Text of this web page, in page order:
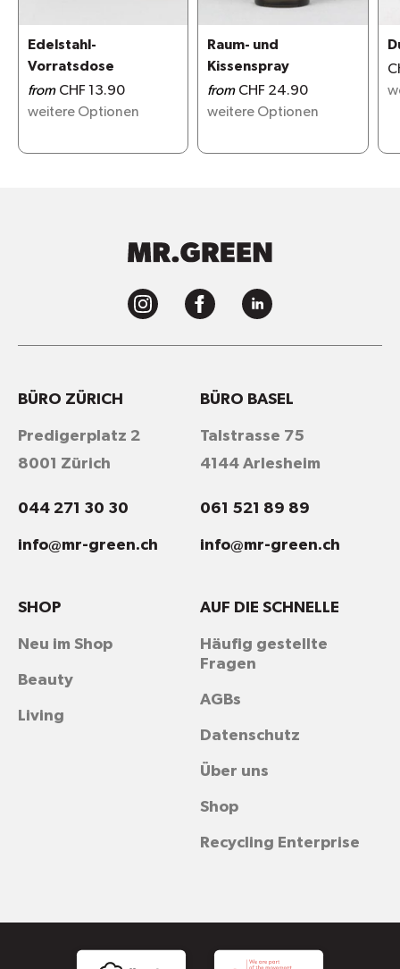
Edelstahl-
Vorratsdose
from CHF 13.90
weitere Optionen
Raum- und
Kissenspray
from CHF 24.90
weitere Optionen
BÜRO ZÜRICH
Predigerplatz 2
8001 Zürich
044 271 30 30
info@mr-green.ch
BÜRO BASEL
Talstrasse 75
4144 Arlesheim
061 521 89 89
info@mr-green.ch
AUF DIE SCHNELLE
Häufig gestellte
Fragen
AGBs
Datenschutz
Über uns
Shop
Recycling Enterprise
SHOP
Neu im Shop
Beauty
Living